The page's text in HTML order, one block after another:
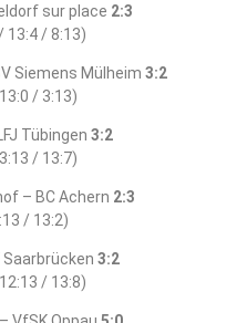
sur place 2:3
13:4 / 8:13)
Siemens Mülheim 3:2
/ 3:13)
Tübingen 3:2
/ 13:7)
– BC Achern 2:3
/ 13:2)
Saarbrücken 3:2
/ 13:8)